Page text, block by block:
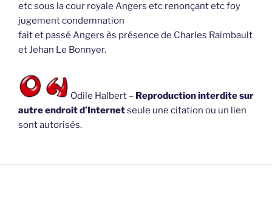
etc sous la cour royale Angers etc renonçant etc foy
jugement condemnation
fait et passé Angers ès présence de Charles Raimbault
et Jehan Le Bonnyer.
Odile Halbert – Reproduction interdite sur
autre endroit d’Internetseule une citation ou un lien
sont autorisés.